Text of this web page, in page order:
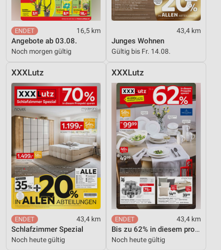
16,5 km
Angebote ab 03.08.
Noch morgen gültig
43,4 km
Junges Wohnen
Gültig bis Fr. 14.08.
XXXLutz
43,4 km
Schlafzimmer Spezial
Noch heute gültig
XXXLutz
43,4 km
Bis zu 62% in diesem prospekt
Noch heute gültig